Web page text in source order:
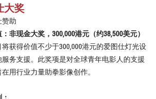
大奖
赞助
非现金大奖，300,000港元（约38,500美元）
获得价值不少于300,000港元的爱图仕灯光设
务支援。此奖项是对全球青年电影人的支援
用行业力量助拳影像创作。